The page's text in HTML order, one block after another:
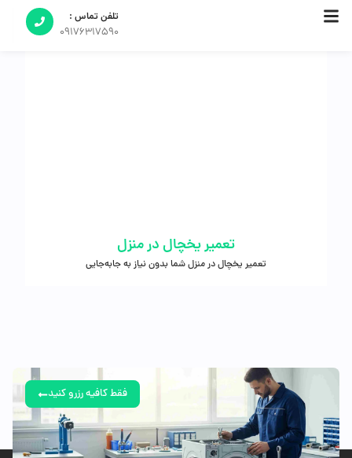
تلفن تماس :
09176317590
تعمیر یخچال در منزل
تعمیر یخچال در منزل شما بدون نیاز به جابه‌جایی
فقط کافیه رزرو کنید